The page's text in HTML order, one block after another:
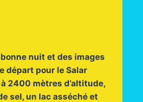
nuit et des images
départ pour le Salar
à 2400 mètres d’altitude,
sel, un lac asséché et